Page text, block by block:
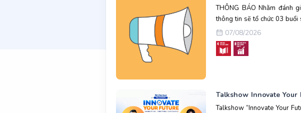
THÔNG BÁO Nhằm đánh
thông tin sẽ tổ chức 03 buổi
07/08/2026
Talkshow Innovate
Talkshow “Innovate Your